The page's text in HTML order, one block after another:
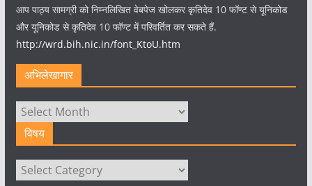
आप पाठ्य सामग्री को निम्नलिखित वेबपेज खोलकर कृतिदेव 10 फॉण्ट से यूनिकोड
और यूनिकोड से कृतिदेव 10 फॉण्ट में परिवर्तित कर सकते हैं.
http://wrd.bih.nic.in/font_KtoU.htm
अभिलेखागार
अभिलेखागार
विषय
विषय